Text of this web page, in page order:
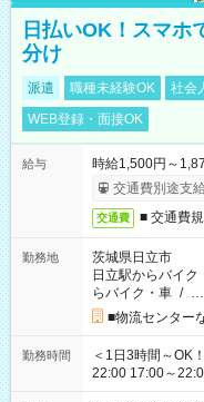
日払いOK！スマホ
分け
派遣 職種未経験OK 社会
WEB登録・面接OK
給与
時給1,500円～
交通費別途支
交通費 ■ 交通費
勤務地
茨城県日立市
日立駅からバイク
らバイク・車 / …
■物流センター
勤務時間
＜1日3時間～OK！＞ ▼ 例えば… ▼ 15:00～18:00
22:00 17:00～22:00 など こちら以外の時間も
ださい！